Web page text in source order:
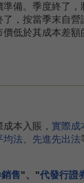
備。季度終了
，按當季末自
低於其成本差
本入賬， 實際成
均法 先進先出法
售"、"代發行證